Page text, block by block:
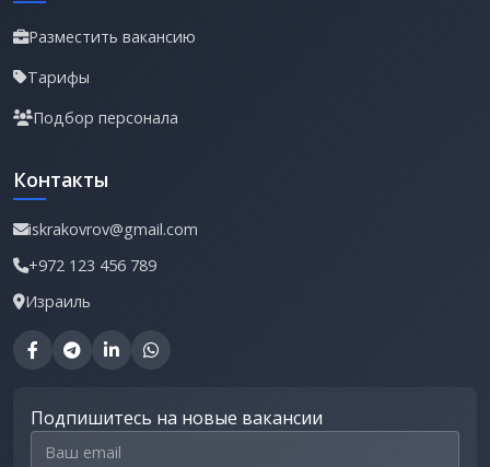
Разместить вакансию
Тарифы
Подбор персонала
Контакты
iskrakovrov@gmail.com
+972 123 456 789
Израиль
Подпишитесь на новые вакансии
Email для подписки